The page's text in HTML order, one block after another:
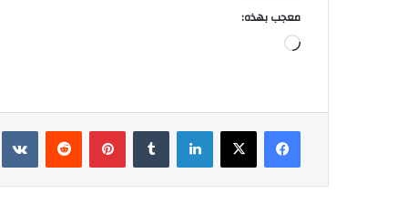
معجب بهذه:
جاري
فيسبوك ‫X لينكدإن بينتيريست